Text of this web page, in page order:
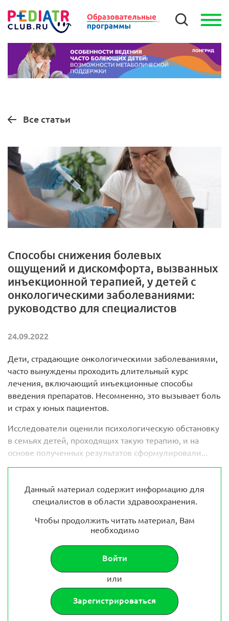
Все статьи
Способы снижения болевых
ощущений и дискомфорта, вызванных
инъекционной терапией, у детей с
онкологическими заболеваниями:
руководство для специалистов
24.09.2022
Дети, страдающие онкологическими заболеваниями,
часто вынуждены проходить длительный курс
лечения, включающий инъекционные способы
введения препаратов. Несомненно, это вызывает боль
и страх у юных пациентов.
Исследователи оценили психологическую обстановку
в семьях детей, проходящих такую терапию, и на
основе полученных результатов сформулировали...
Данный материал содержит информацию для
специалистов в области здравоохранения.
Чтобы продолжить читать материал, Вам
необходимо
Войти
или
Зарегистрироваться